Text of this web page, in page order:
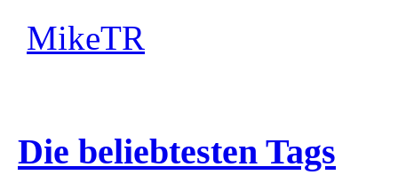
MikeTR
Die beliebtesten Tags